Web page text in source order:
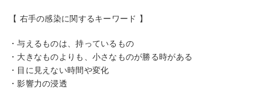
【 右手の感染に関するキーワード 】
・与えるものは、持っているもの
・大きなものよりも、小さなものが勝る時がある
・目に見えない時間や変化
・影響力の浸透